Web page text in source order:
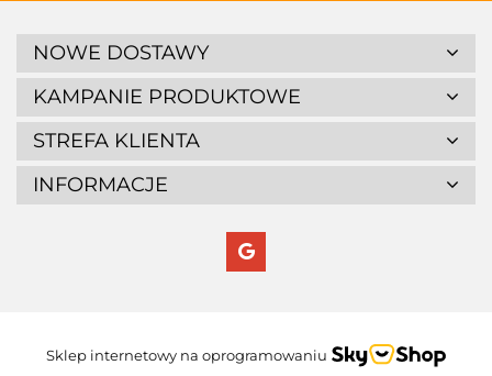
NOWE DOSTAWY
KAMPANIE PRODUKTOWE
STREFA KLIENTA
INFORMACJE
Sklep internetowy na oprogramowaniu